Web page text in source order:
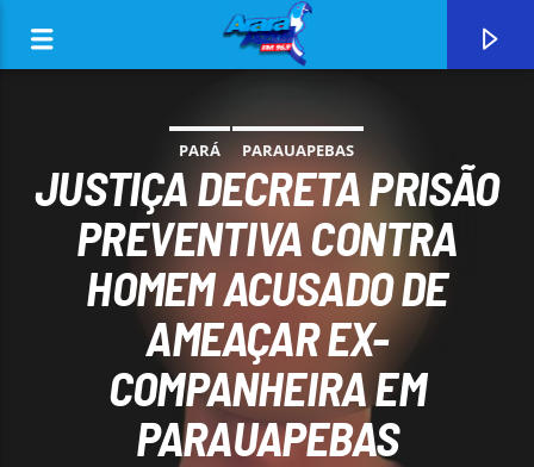
0:00
PARÁ PARAUAPEBAS
JUSTIÇA DECRETA PRISÃO
PREVENTIVA CONTRA
HOMEM ACUSADO DE
AMEAÇAR EX-
COMPANHEIRA EM
PARAUAPEBAS